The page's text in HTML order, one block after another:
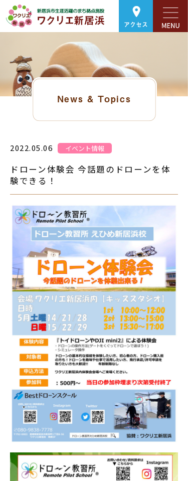
アクセス
News & Topics
2022.05.06 イベント情報
ドローン体験会 今話題のドローンを体
験できる！